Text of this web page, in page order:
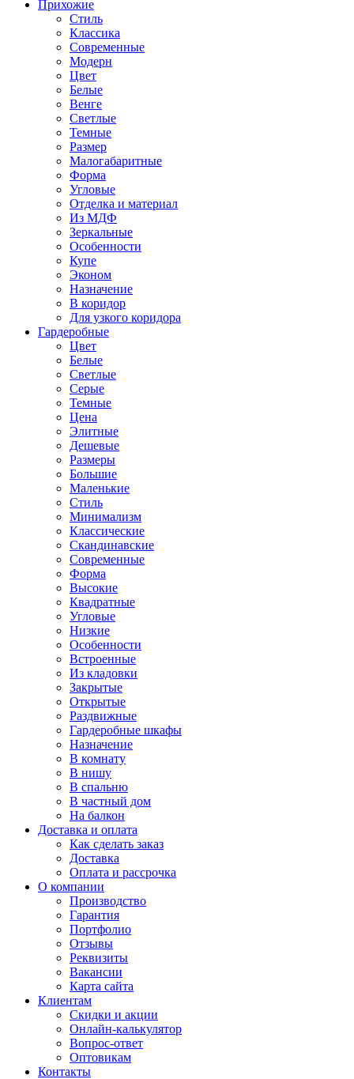
Прихожие
Стиль
Классика
Современные
Модерн
Цвет
Белые
Венге
Светлые
Темные
Размер
Малогабаритные
Форма
Угловые
Отделка и материал
Из МДФ
Зеркальные
Особенности
Купе
Эконом
Назначение
В коридор
Для узкого коридора
Гардеробные
Цвет
Белые
Светлые
Серые
Темные
Цена
Элитные
Дешевые
Размеры
Большие
Маленькие
Стиль
Минимализм
Классические
Скандинавские
Современные
Форма
Высокие
Квадратные
Угловые
Низкие
Особенности
Встроенные
Из кладовки
Закрытые
Открытые
Раздвижные
Гардеробные шкафы
Назначение
В комнату
В нишу
В спальню
В частный дом
На балкон
Доставка и оплата
Как сделать заказ
Доставка
Оплата и рассрочка
О компании
Производство
Гарантия
Портфолио
Отзывы
Реквизиты
Вакансии
Карта сайта
Клиентам
Скидки и акции
Онлайн-калькулятор
Вопрос-ответ
Оптовикам
Контакты